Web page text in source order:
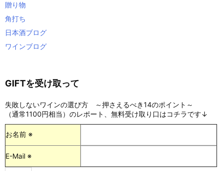
贈り物
角打ち
日本酒ブログ
ワインブログ
GIFTを受け取って
失敗しないワインの選び方 ～押さえるべき14のポイント～
（通常1100円相当）のレポート、無料受け取り口はコチラです↓
お名前 ※
E-Mail ※